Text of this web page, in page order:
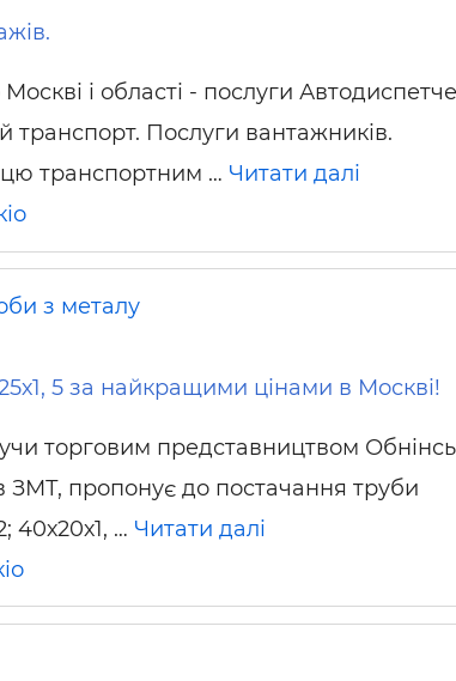
і області - послуги
транспорт. Послуги вантажників.
транспортним … Читати далі
з металу
5 за найкращими цінами в Москві!
торговим представництвом
ЗМТ, пропонує до постачання труби
40х20х1, … Читати далі